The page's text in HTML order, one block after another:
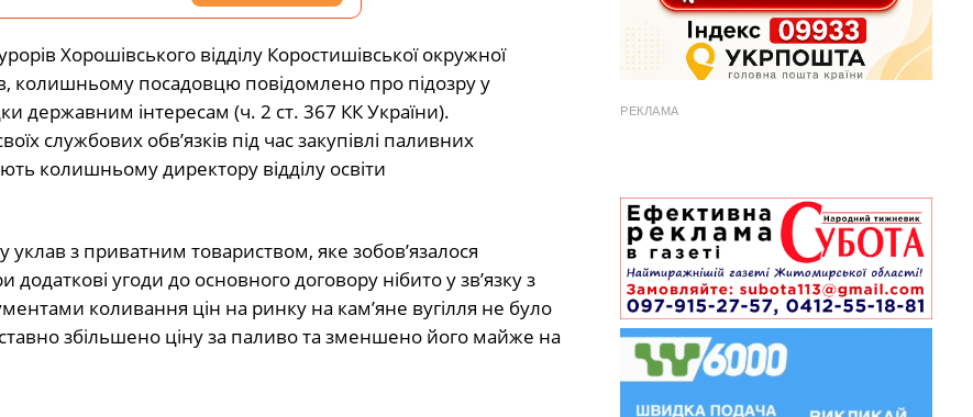
Хорошівського відділу Коростишівської окружної
колишньому посадовцю повідомлено про підозру у
державним інтересам (ч. 2 ст. 367 КК України).
службових обв’язків під час закупівлі паливних
колишньому директору відділу освіти
з приватним товариством, яке зобов’язалося
угоди до основного договору нібито у зв’язку з
коливання цін на ринку на кам’яне вугілля не було
збільшено ціну за паливо та зменшено його майже на
РЕКЛАМА